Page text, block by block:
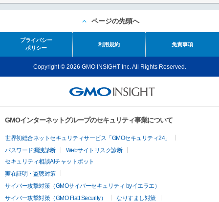
ページの先頭へ
プライバシー
ポリシー
利用規約 免責事項
Copyright © 2026 GMO INSIGHT Inc. All Rights Reserved.
GMOインターネットグループのセキュリティ事業について
世界初総合ネットセキュリティサービス「GMOセキュリティ24」
パスワード漏洩診断
Webサイトリスク診断
セキュリティ相談AIチャットボット
実在証明・盗聴対策
サイバー攻撃対策（GMOサイバーセキュリティ byイエラエ）
サイバー攻撃対策（GMO Flatt Security）
なりすまし対策